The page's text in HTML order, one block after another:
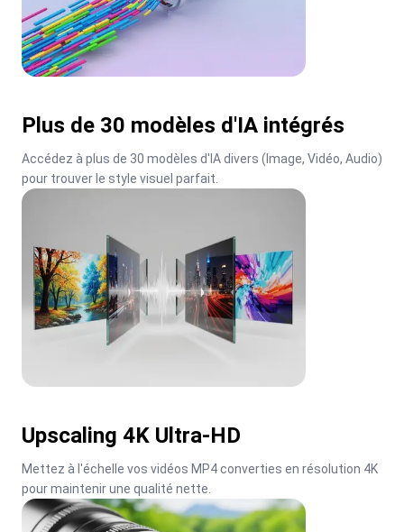
Plus de 30 modèles d'IA intégrés
Accédez à plus de 30 modèles d'IA divers (Image, Vidéo, Audio)
pour trouver le style visuel parfait.
Upscaling 4K Ultra-HD
Mettez à l'échelle vos vidéos MP4 converties en résolution 4K
pour maintenir une qualité nette.